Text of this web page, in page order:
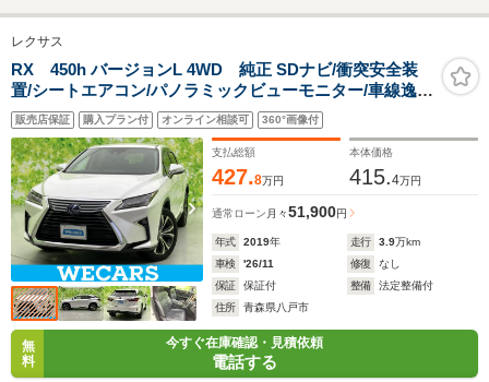
ドア/シートヒーター/
車線逸脱防止支援シス
テム/シート ハーフレ
ザー/ドライブレコー
ダー 純正/ヘッドラン
プ LED
純正ナビ 純正ドラレ
ヒーター 純正エンジ
ンスターター
エアーシート
ター/車線逸脱
援システム/シ
レクサス
RX 450h バージョンL 4WD 純正 SDナビ/衝突安全装
置/シートエアコン/パノラミックビューモニター/車線逸脱
防止支援システム/シート フルレザー/電動バックドア/ヘ
ッドランプ LED/Bluetooth接続
販売店保証 購入プラン付 オンライン相談可 360°画像付
支払総額
427.8万円
本体価格
415.4万円
通常ローン 月々51,900円
年式 2019年 走行 3.9万km
車検
'26/11 修復
なし
保証
保証付 整備
法定整備付
住所
青森県八戸市
無
料
今すぐ在庫確認・見積依頼
電話する